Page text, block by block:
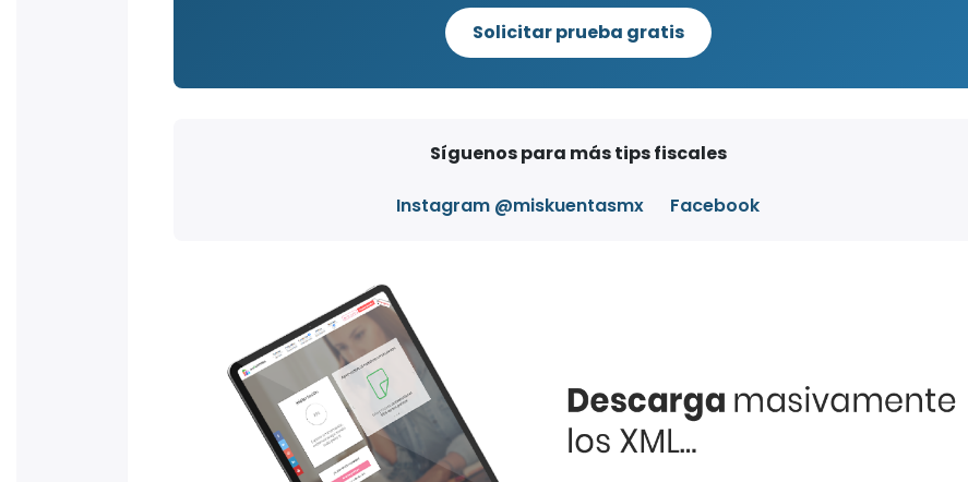
Solicitar prueba gratis
Síguenos para más tips fiscales
Instagram @miskuentasmx Facebook